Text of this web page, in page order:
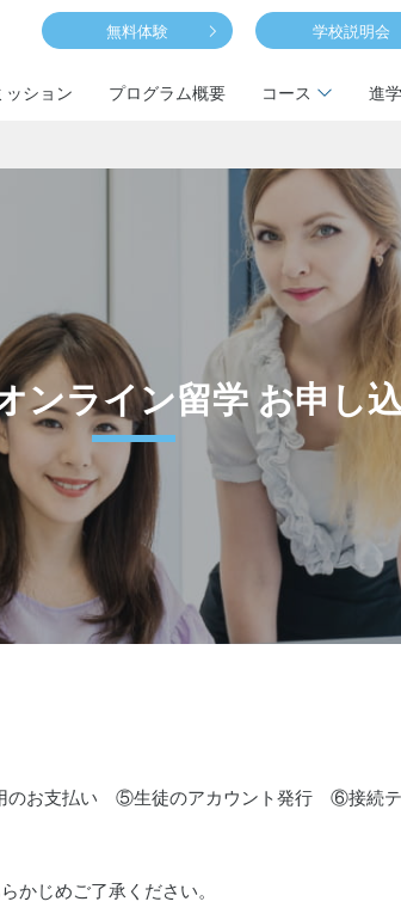
無料体験 学校説明会
ッション プログラム概要 コース 進
ンライン留学お申し
支払い ⑤生徒のアカウント発行 ⑥接続テス
かじめご了承ください。